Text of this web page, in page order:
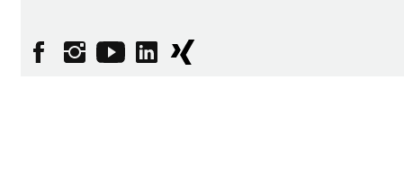
FacebookInstagram
YouTubelinkedinXING